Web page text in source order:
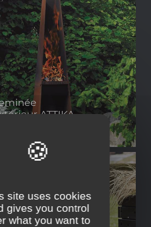
ATTIKA
à l’air et à la terre. L’eau et le ...
site uses cookies
gives you control
what you want to